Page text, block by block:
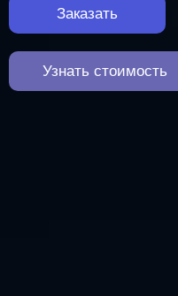
Заказать
Узнать стоимость